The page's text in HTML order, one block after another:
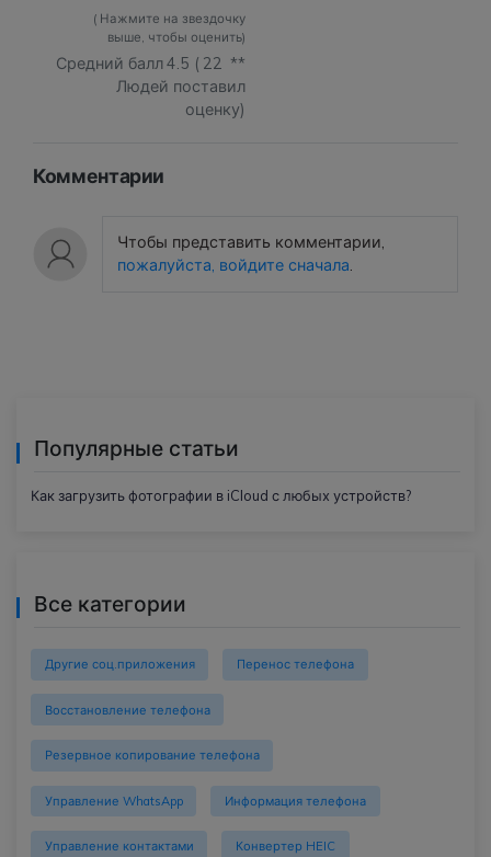
( Нажмите на звездочку
выше, чтобы оценить)
Средний балл4.5 ( 22 **
Людей поставил
оценку)
Комментарии
Чтобы представить комментарии,
пожалуйста, войдите сначала.
Популярные статьи
Как загрузить фотографии в iCloud с любых устройств?
Все категории
Другие соц.приложения Перенос телефона
Восстановление телефона
Резервное копирование телефона
Управление WhatsApp Информация телефона
Управление контактами Конвертер HEIC